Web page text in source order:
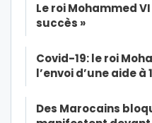
Le roi Mohammed
succès »
Covid-19: le roi
l’envoi d’une aide à
Des Marocains